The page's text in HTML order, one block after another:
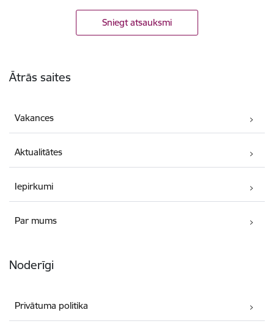
Sniegt atsauksmi
Ātrās saites
Vakances
Aktualitātes
Iepirkumi
Par mums
Noderīgi
Privātuma politika